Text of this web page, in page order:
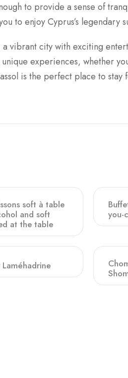
to provide a sense of
to enjoy Cyprus’s legendary
vibrant city with exciting
experiences, whether
is the perfect place to stay
soft à table
and soft
at the table
you-